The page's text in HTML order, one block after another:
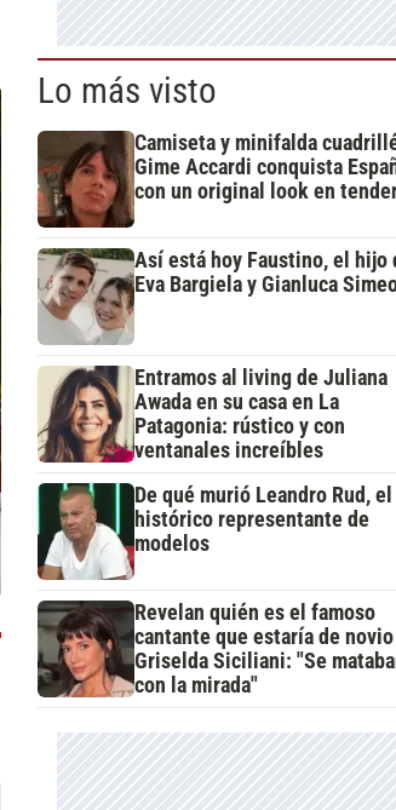
Lo más visto
Camiseta y minifalda
Gime Accardi conquista
con un original look en
Así está hoy Faustino, el hijo
Eva Bargiela y Gianluca
Entramos al living de Juliana
Awada en su casa en La
Patagonia: rústico y con
ventanales increíbles
De qué murió Leandro Rud, el
histórico representante de
modelos
Revelan quién es el famoso
cantante que estaría de
Griselda Siciliani: "Se
con la mirada"